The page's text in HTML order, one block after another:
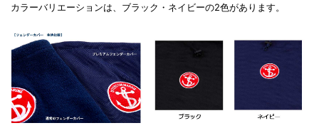
カラーバリエーションは、ブラック・ネイビーの2色があります。